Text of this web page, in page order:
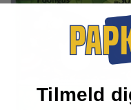
Tilmeld